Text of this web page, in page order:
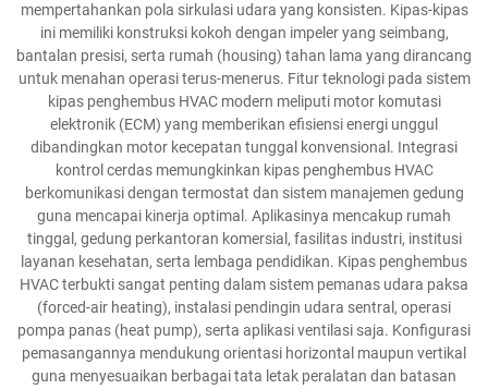
mempertahankan pola sirkulasi udara yang konsisten. Kipas-kipas
ini memiliki konstruksi kokoh dengan impeler yang seimbang,
bantalan presisi, serta rumah (housing) tahan lama yang dirancang
untuk menahan operasi terus-menerus. Fitur teknologi pada sistem
kipas penghembus HVAC modern meliputi motor komutasi
elektronik (ECM) yang memberikan efisiensi energi unggul
dibandingkan motor kecepatan tunggal konvensional. Integrasi
kontrol cerdas memungkinkan kipas penghembus HVAC
berkomunikasi dengan termostat dan sistem manajemen gedung
guna mencapai kinerja optimal. Aplikasinya mencakup rumah
tinggal, gedung perkantoran komersial, fasilitas industri, institusi
layanan kesehatan, serta lembaga pendidikan. Kipas penghembus
HVAC terbukti sangat penting dalam sistem pemanas udara paksa
(forced-air heating), instalasi pendingin udara sentral, operasi
pompa panas (heat pump), serta aplikasi ventilasi saja. Konfigurasi
pemasangannya mendukung orientasi horizontal maupun vertikal
guna menyesuaikan berbagai tata letak peralatan dan batasan